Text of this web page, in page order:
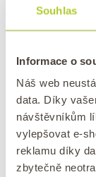
Souhlas
Informace o
Náš web
data. Díky
návštěvníkům
vylepšovat e-
reklamu díky
zbytečně
Tipy pro
pokud máte
tak tu si
TIP:Nejlepší